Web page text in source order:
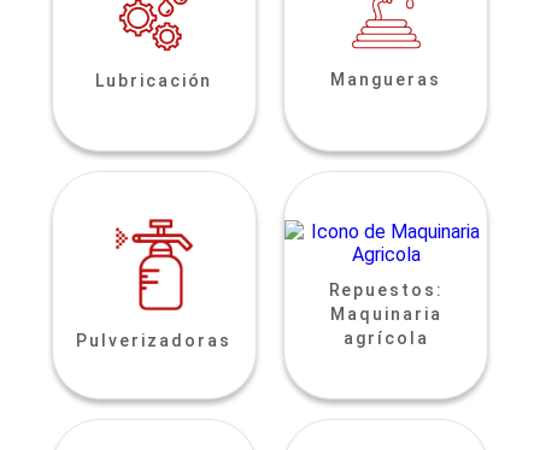
Lubricación Mangueras
Pulverizadoras
Repuestos:
Maquinaria
agrícola